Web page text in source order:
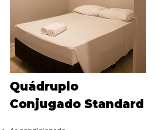
Quádruplo
Conjugado Standard